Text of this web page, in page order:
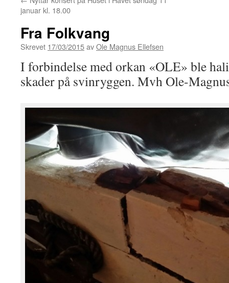
januar kl. 18.00
Fra Folkvang
Skrevet 17/03/2015avOle Magnus Ellefsen
I forbindelse med orkan «OLE» ble
skader på svinryggen. Mvh Ole-